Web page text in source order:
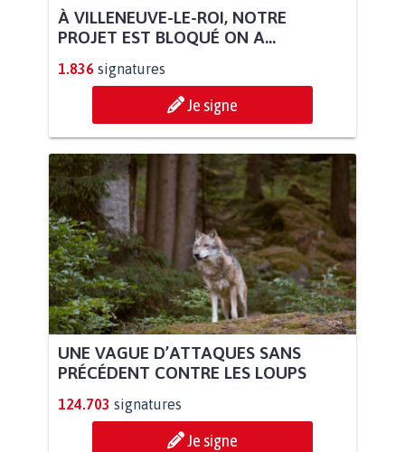
À VILLENEUVE-LE-ROI, NOTRE
PROJET EST BLOQUÉ ON A...
1.836 signatures
Je signe
UNE VAGUE D’ATTAQUES SANS
PRÉCÉDENT CONTRE LES LOUPS
124.703 signatures
Je signe